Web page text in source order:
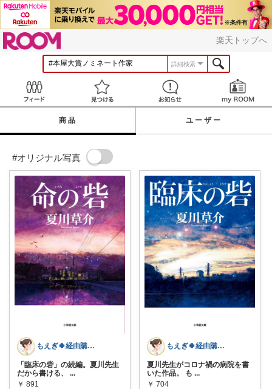
楽天トップへ
詳細検索
見つける お知らせ
商品 ユーザー
#オリジナル写真
もえぎ🍀経由購入感謝です
「臨床の砦」の続編。夏川先生
だから書ける、
...
￥ 891
もえぎ🍀経由購入感謝です
夏川先生がコロナ禍の病院を書
いた作品。 も ...
￥ 704